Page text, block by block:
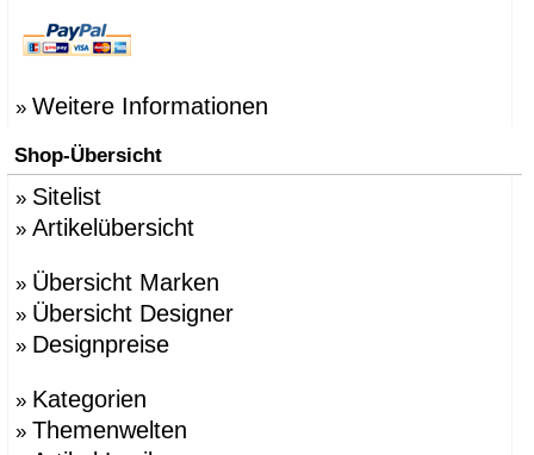
» Weitere Informationen
Shop-Übersicht
» Sitelist
» Artikelübersicht
» Übersicht Marken
» Übersicht Designer
» Designpreise
» Kategorien
» Themenwelten